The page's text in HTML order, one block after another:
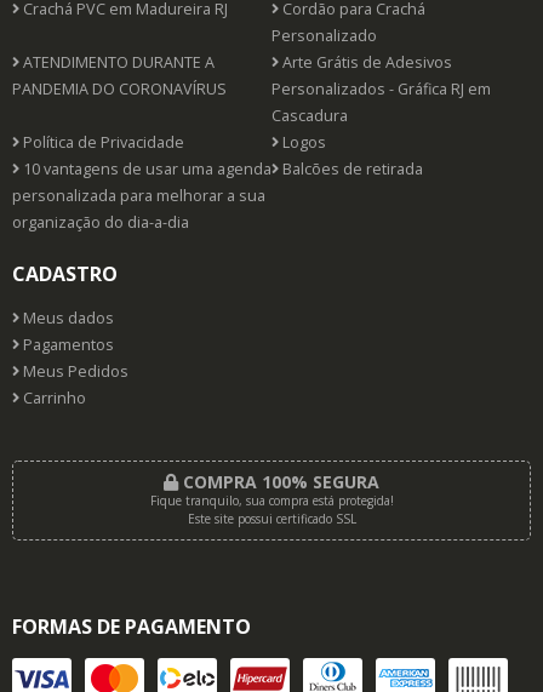
Crachá PVC em Madureira RJ
Cordão para Crachá
Personalizado
ATENDIMENTO DURANTE A
PANDEMIA DO CORONAVÍRUS
Arte Grátis de Adesivos
Personalizados - Gráfica RJ em
Cascadura
Política de Privacidade
Logos
10 vantagens de usar uma agenda
personalizada para melhorar a sua
organização do dia-a-dia
Balcões de retirada
CADASTRO
Meus dados
Pagamentos
Meus Pedidos
Carrinho
COMPRA 100% SEGURA
Fique tranquilo, sua compra está protegida!
Este site possui certificado SSL
FORMAS DE PAGAMENTO